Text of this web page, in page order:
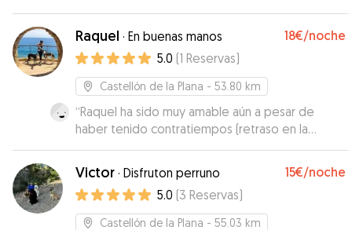
Raquel · En buenas manos 18€/noche
5.0 (1 Reservas)
Castellón de la Plana - 53.80 km
“Raquel ha sido muy amable aún a pesar de
haber tenido contratiempos (retraso en la
entrega) Loki se quedó de maravilla, disfrutó
mucho y nosotros hemos estado tranquilísimos.
Sin duda para repetir y súper recomendable. Sus
dos peludos son preciosos y muy simpáticos.
Victor · Disfruton perruno 15€/noche
5.0 (3 Reservas)
Castellón de la Plana - 55.03 km